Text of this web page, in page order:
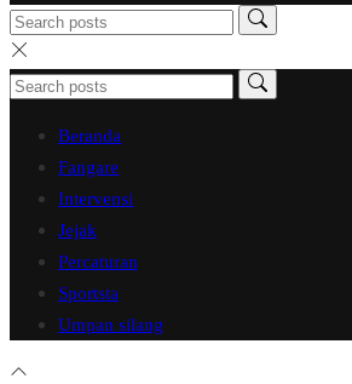
Beranda
Fangare
Intervensi
Jejak
Percaturan
Sportsta
Umpan silang